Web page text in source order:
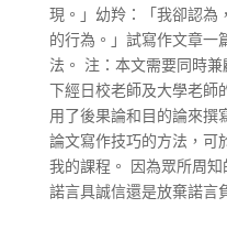
現。」幼羚：「我卻認為
的行為。」試寫作文章一
法。 注：本文需要同時
下經日校老師及大學老
用了後果論和目的論來撰
論文寫作技巧的方法，可
我的課程。 因為眾所周
諾言具誠信還是放棄諾言